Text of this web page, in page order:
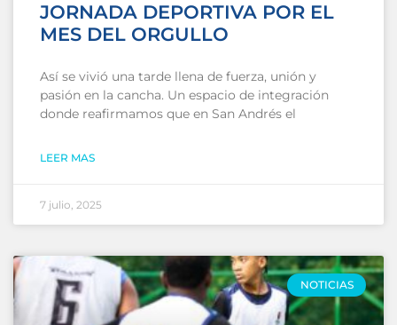
JORNADA DEPORTIVA POR EL
MES DEL ORGULLO
Así se vivió una tarde llena de fuerza, unión y
pasión en la cancha. Un espacio de integración
donde reafirmamos que en San Andrés el
LEER MAS
7 julio, 2025
NOTICIAS